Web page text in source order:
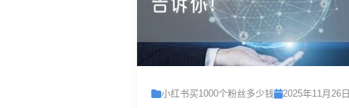
小红书买1000个粉丝多少钱 2025年11月26日